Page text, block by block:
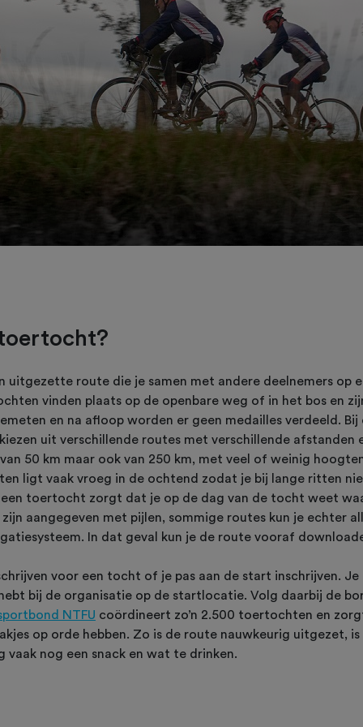
uitgezette route die je samen met andere deelnemers op
vinden plaats op de openbare weg of in het bos en
en na afloop worden er geen medailles verdeeld. Bij
uit verschillende routes met verschillende afstanden
50 km maar ook van 250 km, met veel of weinig
ligt vaak vroeg in de ochtend zodat je bij lange ritten
toertocht zorgt dat je op de dag van de tocht weet
aangegeven met pijlen, sommige routes kun je echter
In dat geval kun je de route vooraf
voor een tocht of je pas aan de start inschrijven.
bij de organisatie op de startlocatie. Volg daarbij de
NTFU coördineert zo’n 2.500 toertochten en
op orde hebben. Zo is de route nauwkeurig uitgezet, is
vaak nog een snack en wat te drinken.